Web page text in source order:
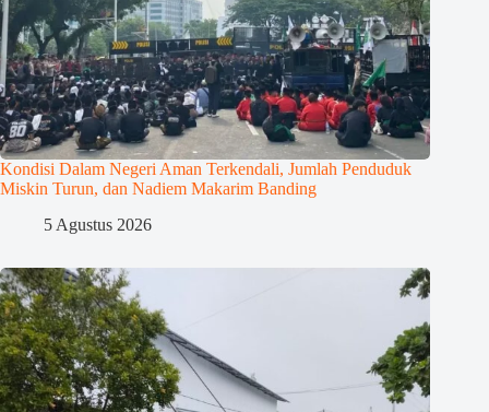
Kondisi Dalam Negeri Aman Terkendali, Jumlah Penduduk
Miskin Turun, dan Nadiem Makarim Banding
5 Agustus 2026